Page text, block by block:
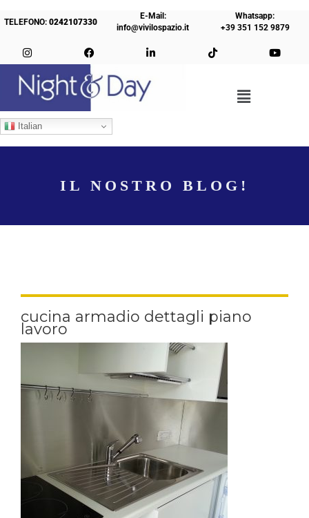
TELEFONO:0242107330
E-Mail:
info@vivilospazio.it
Whatsapp:
+39 351 152 9879
Italian
IL NOSTRO BLOG!
cucina armadio dettagli piano
lavoro